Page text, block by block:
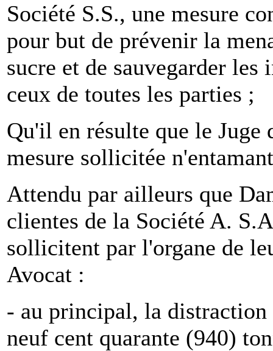
Société S.S., une mesure
pour but de prévenir la
sucre et de sauvegarder
ceux de toutes les parties ;
Qu'il en résulte que le Juge
mesure sollicitée
Attendu par ailleurs que
clientes de la Société A.
sollicitent par l'organe de
Avocat :
- au principal, la
neuf cent quarante (940)